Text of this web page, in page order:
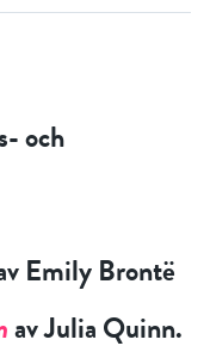
och
Emily Brontë
av Julia Quinn.